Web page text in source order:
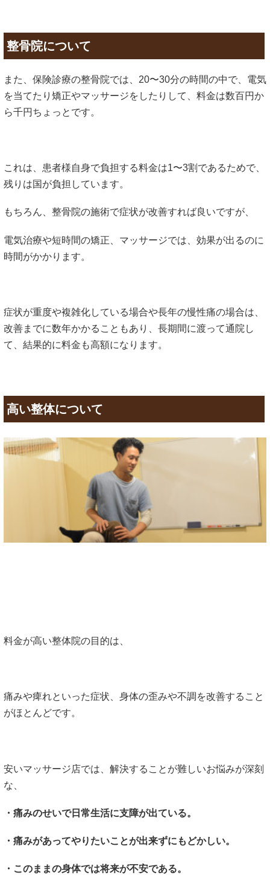
整骨院について
また、保険診療の整骨院では、20〜30分の時間の中で、電気
を当てたり矯正やマッサージをしたりして、料金は数百円か
ら千円ちょっとです。
これは、患者様自身で負担する料金は1〜3割であるためで、
残りは国が負担しています。
もちろん、整骨院の施術で症状が改善すれば良いですが、
電気治療や短時間の矯正、マッサージでは、効果が出るのに
時間がかかります。
症状が重度や複雑化している場合や長年の慢性痛の場合は、
改善までに数年かかることもあり、長期間に渡って通院し
て、結果的に料金も高額になります。
高い整体について
料金が高い整体院の目的は、
痛みや痺れといった症状、身体の歪みや不調を改善すること
がほとんどです。
安いマッサージ店では、解決することが難しいお悩みが深刻
な、
・痛みのせいで日常生活に支障が出ている。
・痛みがあってやりたいことが出来ずにもどかしい。
・このままの身体では将来が不安である。